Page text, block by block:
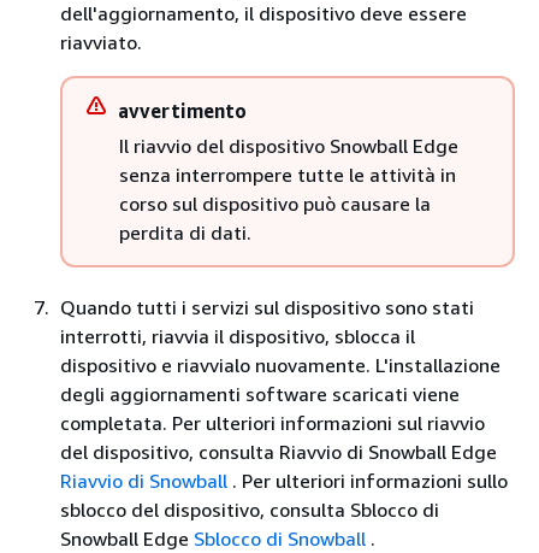
dell'aggiornamento, il dispositivo deve essere
riavviato.
avvertimento
Il riavvio del dispositivo Snowball Edge
senza interrompere tutte le attività in
corso sul dispositivo può causare la
perdita di dati.
Quando tutti i servizi sul dispositivo sono stati
interrotti, riavvia il dispositivo, sblocca il
dispositivo e riavvialo nuovamente. L'installazione
degli aggiornamenti software scaricati viene
completata. Per ulteriori informazioni sul riavvio
del dispositivo, consulta Riavvio di Snowball Edge
Riavvio di Snowball . Per ulteriori informazioni sullo
sblocco del dispositivo, consulta Sblocco di
Snowball Edge Sblocco di Snowball .